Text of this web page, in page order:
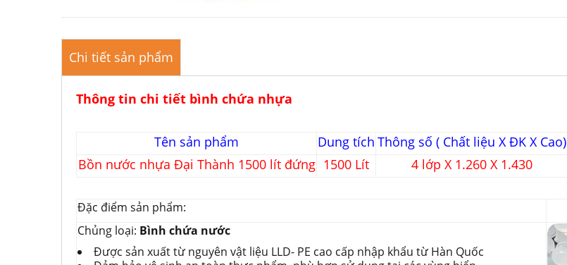
Chi tiết sản phẩm
Thông tin chi tiết bình chứa nhựa
Tên sản phẩm Dung tích Thông số ( Chất liệu X ĐK X Cao)
Bồn nước nhựa Đại Thành 1500 lít đứng 1500 Lít 4 lớp X 1.260 X 1.430
Đặc điểm sản phẩm:
Chủng loại: Bình chứa nước
Được sản xuất từ nguyên vật liệu LLD- PE cao cấp nhập khẩu từ Hàn Quốc